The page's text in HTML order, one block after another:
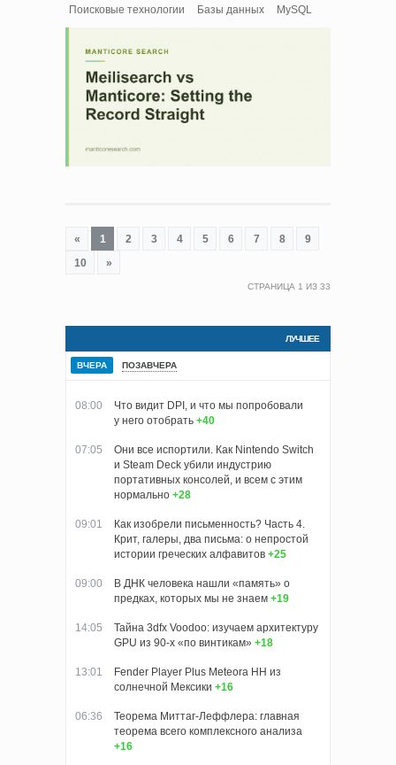
Поисковые технологии Базы данных MySQL
« 1 2 3 4 5 6 7 8
9
10
»
СТРАНИЦА 1 ИЗ 33
ЛУЧШЕЕ
ВЧЕРА ПОЗАВЧЕРА
08:00
Что видит DPI, и что мы попробовали
у него отобрать +40
07:05
Они все испортили. Как Nintendo Switch
и Steam Deck убили индустрию
портативных консолей, и всем с этим
нормально +28
09:01
Как изобрели письменность? Часть 4.
Крит, галеры, два письма: о непростой
истории греческих алфавитов +25
09:00
В ДНК человека нашли «память» о
предках, которых мы не знаем +19
14:05
Тайна 3dfx Voodoo: изучаем архитектуру
GPU из 90-х «по винтикам» +18
13:01
Fender Player Plus Meteora HH из
солнечной Мексики +16
06:36
Теорема Миттаг-Леффлера: главная
теорема всего комплексного анализа
+16